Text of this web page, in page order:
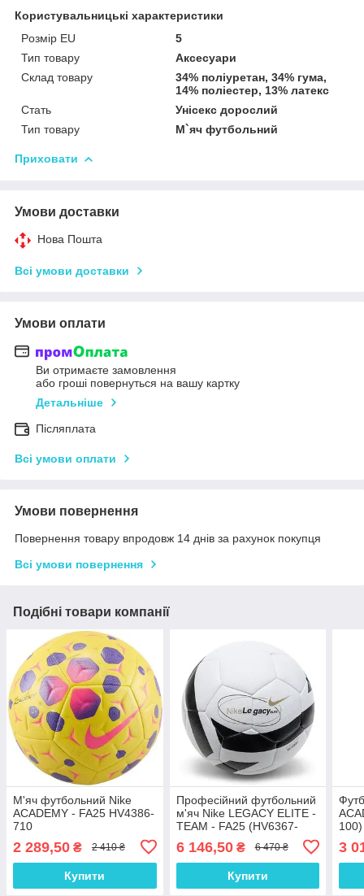
Користувальницькі характеристики
Pозмір EU
5
Тип товару
Аксесуари
Склад товару
34% полiуретан, 34% гума,
14% полiестер, 13% латекс
Стать
Унісекс дорослий
Тип товару
М`яч футбольний
Приховати
Умови доставки
Нова Пошта
Всі умови доставки
Умови оплати
Ви отримаєте замовлення
або гроші повернуться на вашу картку
Детальніше
Післяплата
Всі умови оплати
Умови повернення
Повернення товару впродовж 14 днів за рахунок покупця
Всі умови повернення
Подібні товари компанії
М'яч футбольний Nike
ACADEMY - FA25 HV4386-
710
2 289,50 ₴ 2 410 ₴
Купити
Професійний футбольний
м'яч Nike LEGACY ELITE -
TEAM - FA25 (HV6367-
контроль та точність для
матчів і тренувань
6 146,50₴ 6 470 ₴
Купити
для
3